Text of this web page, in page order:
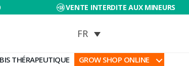
VENTE INTERDITE AUX MINEURS
THÉRAPEUTIQUE GROW SHOP ONLINE